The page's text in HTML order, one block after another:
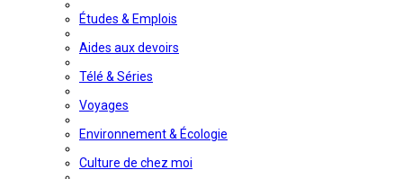
Études & Emplois
Aides aux devoirs
Télé & Séries
Voyages
Environnement & Écologie
Culture de chez moi